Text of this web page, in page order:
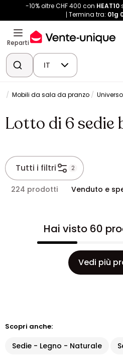
-10% oltre CHF 400 con HEAT10
Termina tra: 01g
Reparti
IT
Mobili da sala da pranzo
Lotto di 6 sedie
Tutti i filtri 2
224 prodotti Venduto e
Hai visto 60
Vedi più
Scopri anche:
Sedie - Legno - Naturale